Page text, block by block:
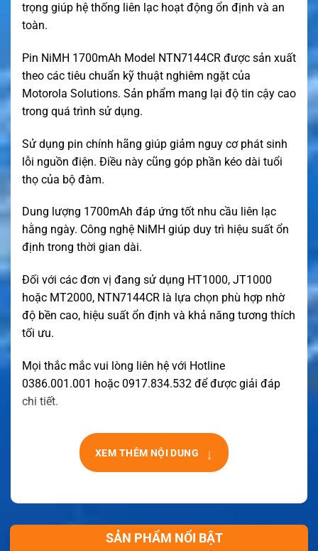
trọng giúp hệ thống liên lạc hoạt động ổn định và an
toàn.
Pin NiMH 1700mAh Model NTN7144CR được sản xuất
theo các tiêu chuẩn kỹ thuật nghiêm ngặt của
Motorola Solutions. Sản phẩm mang lại độ tin cậy cao
trong quá trình sử dụng.
Sử dụng pin chính hãng giúp giảm nguy cơ phát sinh
lỗi nguồn điện. Điều này cũng góp phần kéo dài tuổi
thọ của bộ đàm.
Dung lượng 1700mAh đáp ứng tốt nhu cầu liên lạc
hằng ngày. Công nghệ NiMH giúp duy trì hiệu suất ổn
định trong thời gian dài.
Đối với các đơn vị đang sử dụng HT1000, JT1000
hoặc MT2000, NTN7144CR là lựa chọn phù hợp nhờ
độ bền cao, hiệu suất ổn định và khả năng tương thích
tối ưu.
Mọi thắc mắc vui lòng liên hệ với Hotline
0386.001.001 hoặc 0917.834.532 để được giải đáp
chi tiết.
XEM THÊM NỘI DUNG ↓
SẢN PHẨM NỔI BẬT